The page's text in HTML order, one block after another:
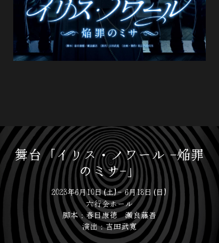
Produced by
Contact
Twitter
舞台「イリス・ノワール -焔罪
のミサ-」
2023年6月10日(土)- 6月18日(日)
六行会ホール
脚本：春日康徳　瀬良藤吾
演出：吉田武寛